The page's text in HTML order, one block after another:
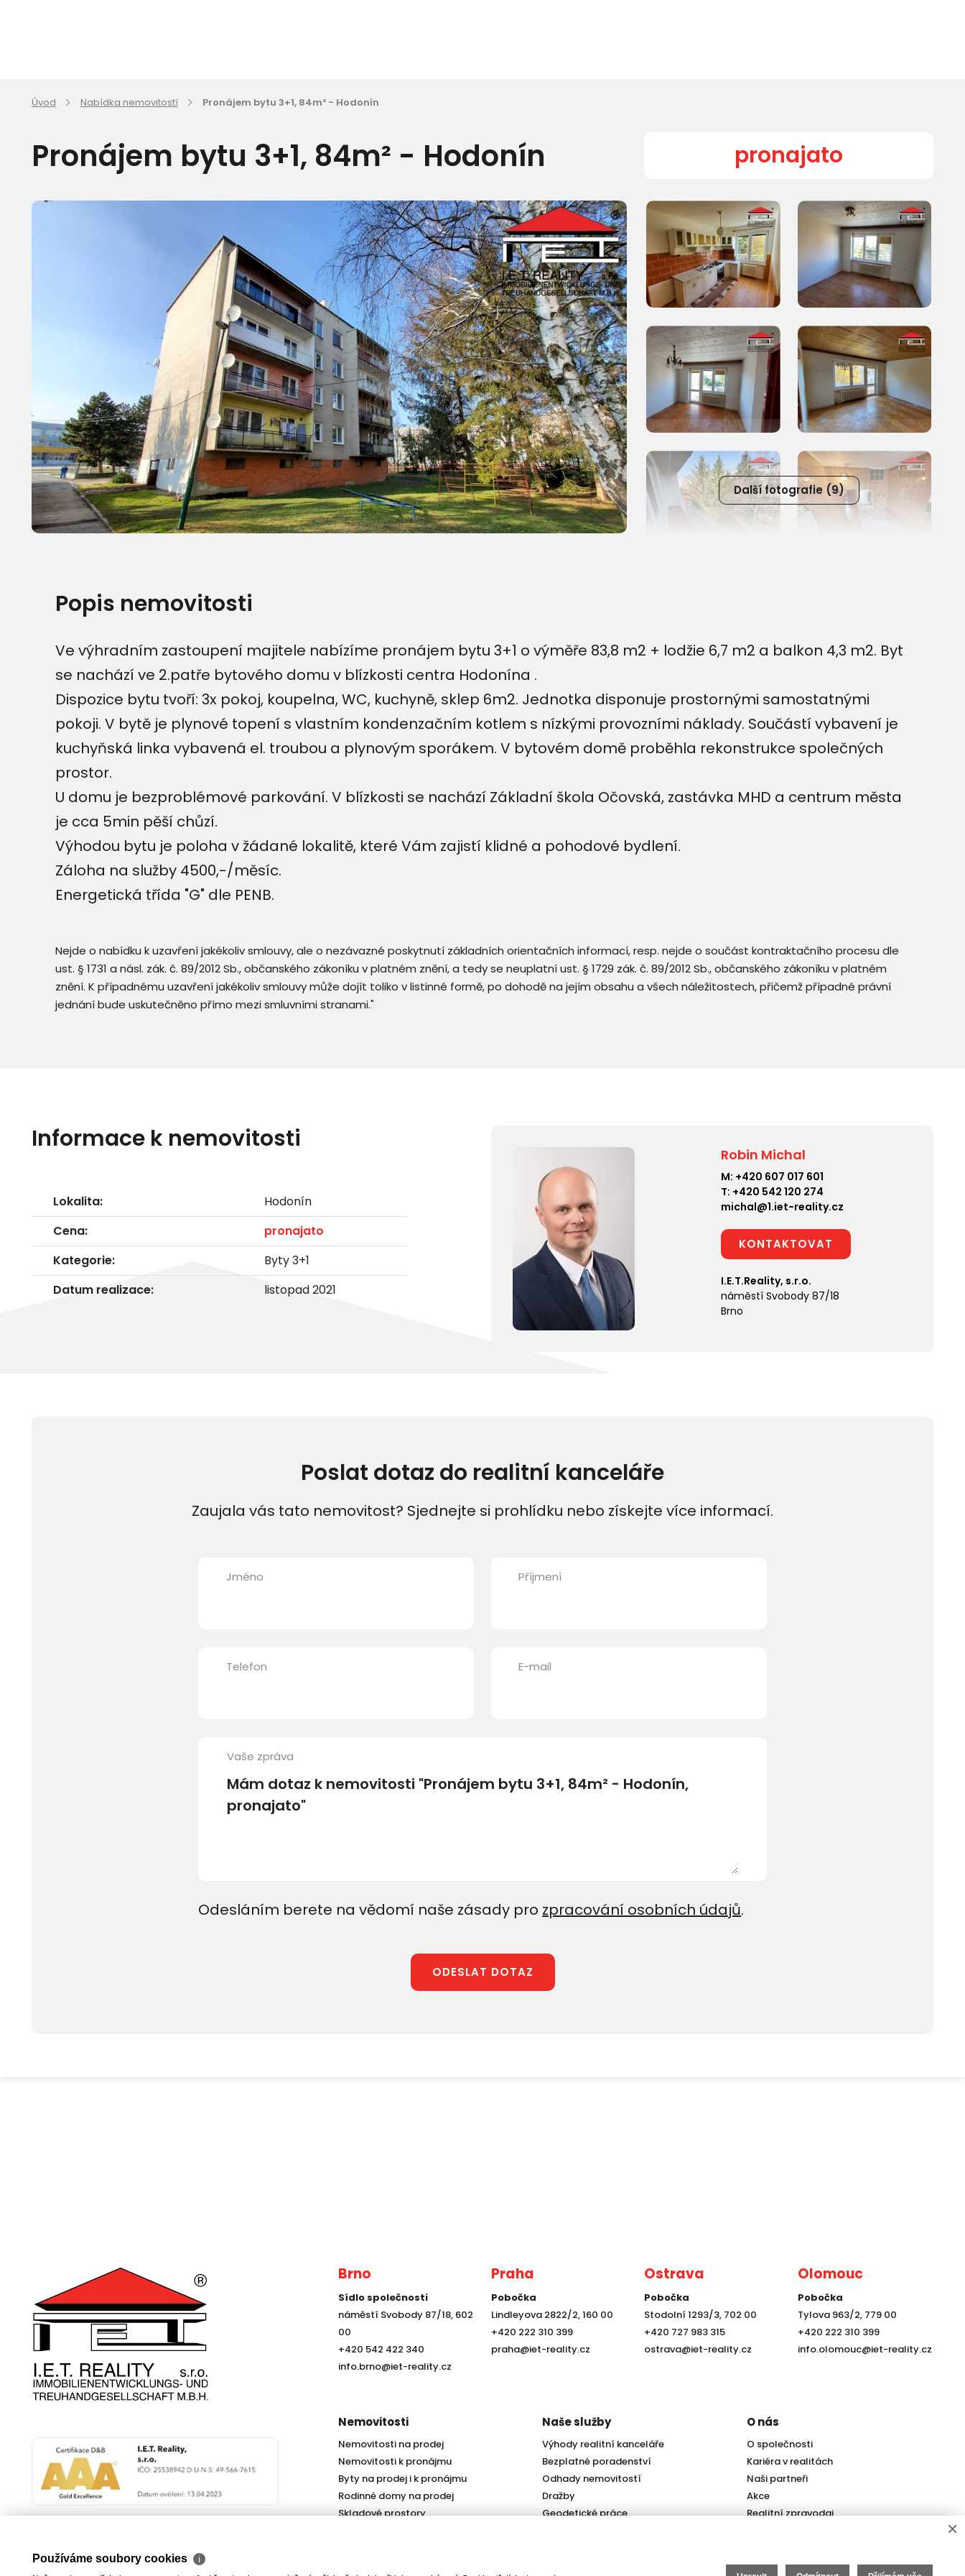
Úvod Nabídka nemovitostí Pronájem bytu 3+1, 84m² - Hodonín
Pronájem bytu 3+1, 84m² - Hodonín pronajato
Další fotografie (9)
Popis nemovitosti
Ve výhradním zastoupení majitele nabízíme pronájem bytu 3+1 o výměře 83,8 m2 + lodžie 6,7 m2 a balkon 4,3 m2. Byt
se nachází ve 2.patře bytového domu v blízkosti centra Hodonína .
Dispozice bytu tvoří: 3x pokoj, koupelna, WC, kuchyně, sklep 6m2. Jednotka disponuje prostornými samostatnými
pokoji. V bytě je plynové topení s vlastním kondenzačním kotlem s nízkými provozními náklady. Součástí vybavení je
kuchyňská linka vybavená el. troubou a plynovým sporákem. V bytovém domě proběhla rekonstrukce společných
prostor.
U domu je bezproblémové parkování. V blízkosti se nachází Základní škola Očovská, zastávka MHD a centrum města
je cca 5min pěší chůzí.
Výhodou bytu je poloha v žádané lokalitě, které Vám zajistí klidné a pohodové bydlení.
Záloha na služby 4500,-/měsíc.
Energetická třída "G" dle PENB.
Nejde o nabídku k uzavření jakékoliv smlouvy, ale o nezávazné poskytnutí základních orientačních informací, resp. nejde o součást kontraktačního procesu dle
ust. § 1731 a násl. zák. č. 89/2012 Sb., občanského zákoníku v platném znění, a tedy se neuplatní ust. § 1729 zák. č. 89/2012 Sb., občanského zákoníku v platném
znění. K případnému uzavření jakékoliv smlouvy může dojít toliko v listinné formě, po dohodě na jejím obsahu a všech náležitostech, přičemž případné právní
jednání bude uskutečněno přímo mezi smluvními stranami."
Informace k nemovitosti
Lokalita:
Hodonín
Cena:
pronajato
Kategorie:
Byty 3+1
Datum realizace:
listopad 2021
Robin Michal
M: +420 607 017 601
T: +420 542 120 274
michal@1.iet-reality.cz
KONTAKTOVAT
I.E.T.Reality, s.r.o.
náměstí Svobody 87/18
Brno
Poslat dotaz do realitní kanceláře
Zaujala vás tato nemovitost? Sjednejte si prohlídku nebo získejte více informací.
Jméno Příjmení
Telefon E-mail
Vaše zpráva
Odesláním berete na vědomí naše zásady pro zpracování osobních údajů.
ODESLAT DOTAZ
Brno
Sídlo společnosti
náměstí Svobody 87/18, 602
00
+420 542 422 340
info.brno@iet-reality.cz
Praha
Pobočka
Lindleyova 2822/2, 160 00
+420 222 310 399
praha@iet-reality.cz
Ostrava
Pobočka
Stodolní 1293/3, 702 00
+420 727 983 315
ostrava@iet-reality.cz
Olomouc
Pobočka
Tylova 963/2, 779 00
+420 222 310 399
info.olomouc@iet-reality.cz
Nemovitosti
Nemovitosti na prodej
Nemovitosti k pronájmu
Byty na prodej i k pronájmu
Rodinné domy na prodej
Skladové prostory
Naše služby
Výhody realitní kanceláře
Bezplatné poradenství
Odhady nemovitostí
Dražby
Geodetické práce
O nás
O společnosti
Kariéra v realitách
Naši partneři
Akce
Realitní zpravodaj
×
Používáme soubory cookies ℹ